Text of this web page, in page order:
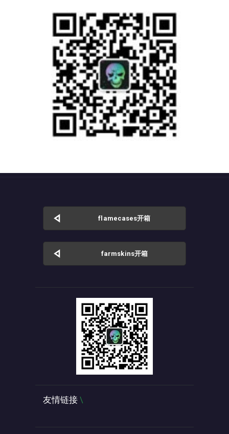
flamecases开箱
farmskins开箱
友情链接